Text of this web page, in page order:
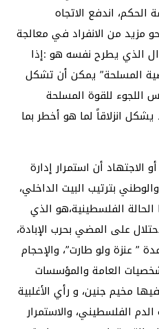
اندفع الاتجاه
مزيد من الانفراد في معالجة
الذي يطرح نفسه هو :إذا
المسلحة” يمكن أن تشكل
اللجوء للقوة المسلحة
انزلاقاً لما هو أخطر بما
الاجتهاد أن استمرار إدارة
بترتيب البيت الداخلي،
الفلسطينية،هو الذي
على المضي بحرب الإبادة،
” عنزة ولو طارت”، والإحجام
العامة والمؤسسات
مخيم جنين، و رأي الأغلبية
الفلسطيني، والاستمرار